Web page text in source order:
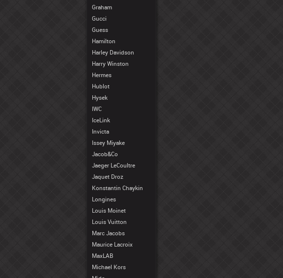
Graham
Gucci
Guess
Hamilton
Harley Davidson
Harry Winston
Hermes
Hublot
Hysek
IWC
IceLink
Invicta
Issey Miyake
Jacob&Co
Jaeger LeCoultre
Jaquet Droz
Konstantin Chaykin
Longines
Louis Moinet
Louis Vuitton
Marc Jacobs
Maurice Lacroix
MaxLAB
Michael Kors